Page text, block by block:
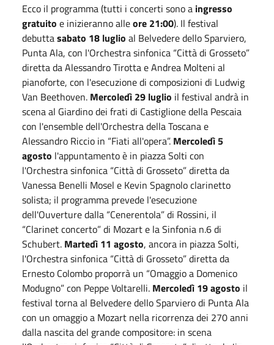
Ecco il programma (tutti i concerti sono a ingresso
gratuito e inizieranno alleore 21:00). Il festival
debuttasabato 18 luglio al Belvedere dello Sparviero,
Punta Ala, con l'Orchestra sinfonica “Città di Grosseto”
diretta da Alessandro Tirotta e Andrea Molteni al
pianoforte, con l'esecuzione di composizioni di Ludwig
Van Beethoven. Mercoledì 29 luglio il festival andrà in
scena al Giardino dei frati di Castiglione della Pescaia
con l'ensemble dell'Orchestra della Toscana e
Alessandro Riccio in “Fiati all'opera”. Mercoledì 5
agosto l'appuntamento è in piazza Solti con
l'Orchestra sinfonica “Città di Grosseto” diretta da
Vanessa Benelli Mosel e Kevin Spagnolo clarinetto
solista; il programma prevede l'esecuzione
dell'Ouverture dalla “Cenerentola” di Rossini, il
“Clarinet concerto” di Mozart e la Sinfonia n.6 di
Schubert. Martedì 11 agosto, ancora in piazza Solti,
l'Orchestra sinfonica “Città di Grosseto” diretta da
Ernesto Colombo proporrà un “Omaggio a Domenico
Modugno” con Peppe Voltarelli. Mercoledì 19 agosto il
festival torna al Belvedere dello Sparviero di Punta Ala
con un omaggio a Mozart nella ricorrenza dei 270 anni
dalla nascita del grande compositore: in scena